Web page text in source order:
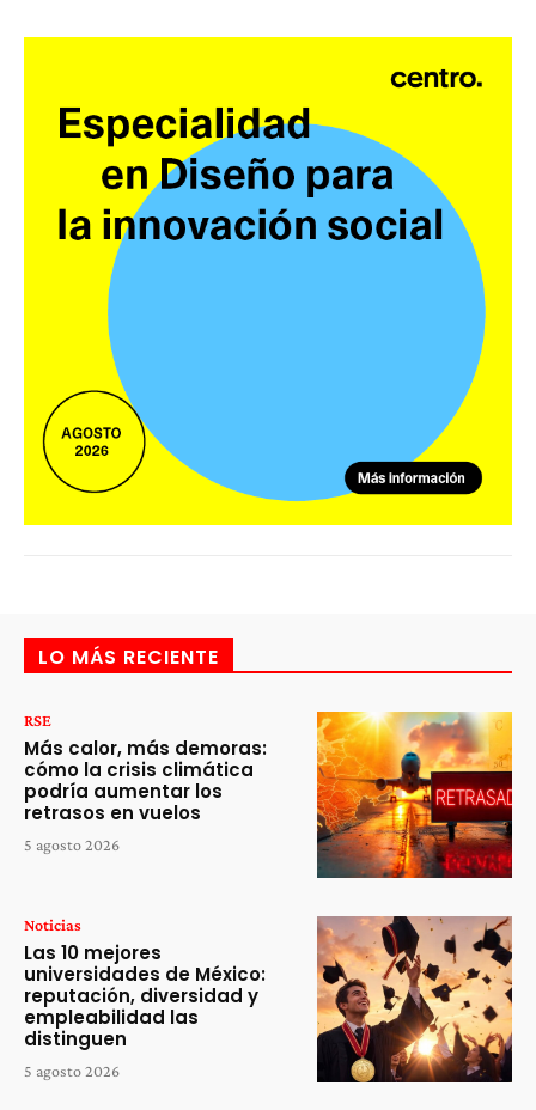
LO MÁS RECIENTE
RSE
Más calor, más demoras:
cómo la crisis climática
podría aumentar los
retrasos en vuelos
5 agosto 2026
Noticias
Las 10 mejores
universidades de México:
reputación, diversidad y
empleabilidad las
distinguen
5 agosto 2026